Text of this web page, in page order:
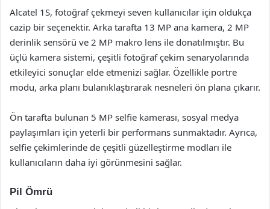
Alcatel 1S, fotoğraf çekmeyi seven kullanıcılar için oldukça
cazip bir seçenektir. Arka tarafta 13 MP ana kamera, 2 MP
derinlik sensörü ve 2 MP makro lens ile donatılmıştır. Bu
üçlü kamera sistemi, çeşitli fotoğraf çekim senaryolarında
etkileyici sonuçlar elde etmenizi sağlar. Özellikle portre
modu, arka planı bulanıklaştırarak nesneleri ön plana çıkarır.
Ön tarafta bulunan 5 MP selfie kamerası, sosyal medya
paylaşımları için yeterli bir performans sunmaktadır. Ayrıca,
selfie çekimlerinde de çeşitli güzelleştirme modları ile
kullanıcıların daha iyi görünmesini sağlar.
Pil Ömrü